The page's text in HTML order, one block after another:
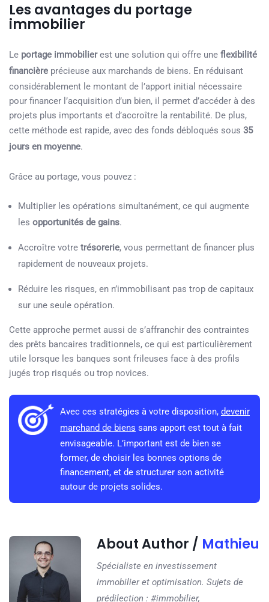
Les avantages du portage
immobilier
Le portage immobilierest une solution qui offre une flexibilité
financière précieuse aux marchands de biens. En réduisant
considérablement le montant de l’apport initial nécessaire
pour financer l’acquisition d’un bien, il permet d’accéder à des
projets plus importants et d’accroître la rentabilité. De plus,
cette méthode est rapide, avec des fonds débloqués sous 35
jours en moyenne.
Grâce au portage, vous pouvez :
Multiplier les opérations simultanément, ce qui augmente
les opportunités de gains.
Accroître votre trésorerie, vous permettant de financer plus
rapidement de nouveaux projets.
Réduire les risques, en n’immobilisant pas trop de capitaux
sur une seule opération.
Cette approche permet aussi de s’affranchir des contraintes
des prêts bancaires traditionnels, ce qui est particulièrement
utile lorsque les banques sont frileuses face à des profils
jugés trop risqués ou trop novices.
Avec ces stratégies à votre disposition, devenir
marchand de biens sans apport est tout à fait
envisageable. L’important est de bien se
former, de choisir les bonnes options de
financement, et de structurer son activité
autour de projets solides.
About Author / Mathieu
Spécialiste en investissement
immobilier et optimisation. Sujets de
prédilection : #immobilier,